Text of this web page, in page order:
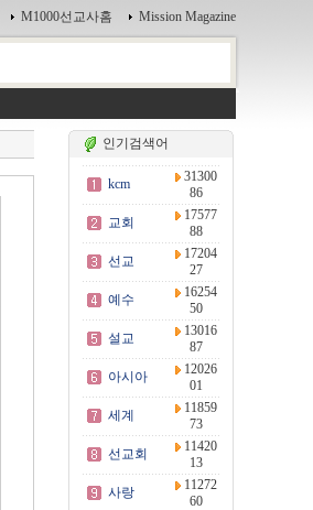
M1000선교사홈 Mission Magazine
인기검색어
kcm
31300
86
교회
17577
88
선교
17204
27
예수
16254
50
설교
13016
87
아시아
12026
01
세계
11859
73
선교회
11420
13
사랑
11272
60